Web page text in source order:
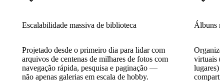
Escalabilidade massiva de biblioteca
Projetado desde o primeiro dia para lidar com
arquivos de centenas de milhares de fotos com
navegação rápida, pesquisa e paginação —
não apenas galerias em escala de hobby.
Álbuns
virtuais
lugares)